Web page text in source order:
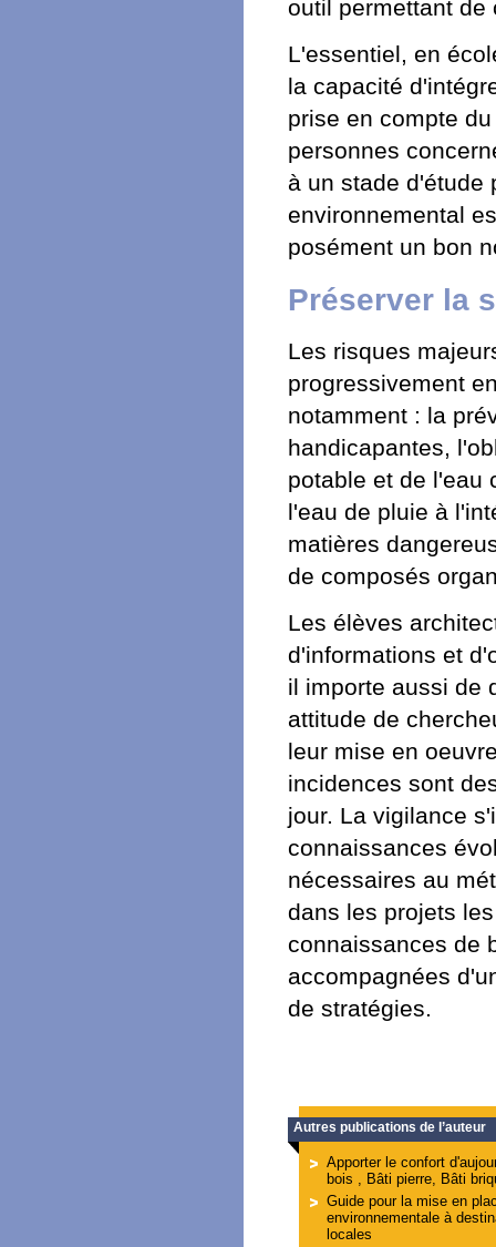
outil permettant de
L'essentiel, en
la capacité
prise en compte
personnes
à un stade d'étude
environnemental
posément un bon
Préserver la
Les risques
progressivement
notamment : la
handicapantes,
potable et de l'eau
l'eau de pluie à
matières
de composés
Les élèves
d'informations et
il importe aussi de
attitude de
leur mise en
incidences sont
jour. La vigilance
connaissances
nécessaires au
dans les projets
connaissances de
accompagnées
de stratégies.
Autres publications de l’auteur
Apporter le confort
bois , Bâti pierre, Bâti
Guide pour la mise en
environnementale à
locales